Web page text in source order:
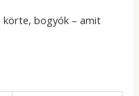
körte, bogyók – amit